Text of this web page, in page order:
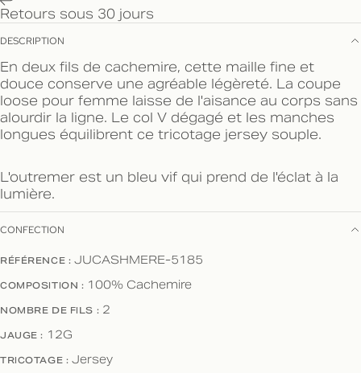
Retours sous 30 jours
DESCRIPTION
En deux fils de cachemire, cette maille fine et
douce conserve une agréable légèreté. La coupe
loose pour femme laisse de l'aisance au corps sans
alourdir la ligne. Le col V dégagé et les manches
longues équilibrent ce tricotage jersey souple.
L'outremer est un bleu vif qui prend de l'éclat à la
lumière.
CONFECTION
RÉFÉRENCE : JUCASHMERE-5185
COMPOSITION : 100% Cachemire
NOMBRE DE FILS : 2
JAUGE : 12G
TRICOTAGE : Jersey